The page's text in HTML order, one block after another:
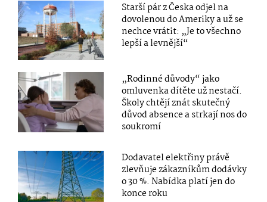
Starší pár z Česka odjel na
dovolenou do Ameriky a už se
nechce vrátit: „Je to všechno
lepší a levnější“
„Rodinné důvody“ jako
omluvenka dítěte už nestačí.
Školy chtějí znát skutečný
důvod absence a strkají nos do
soukromí
Dodavatel elektřiny právě
zlevňuje zákazníkům dodávky
o 30 %. Nabídka platí jen do
konce roku